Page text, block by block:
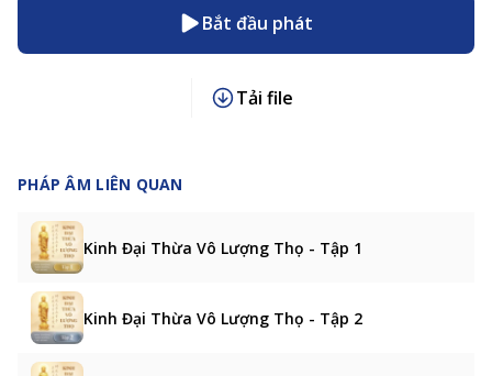
Bắt đầu phát
Tải file
PHÁP ÂM LIÊN QUAN
Kinh Đại Thừa Vô Lượng Thọ - Tập 1
Kinh Đại Thừa Vô Lượng Thọ - Tập 2